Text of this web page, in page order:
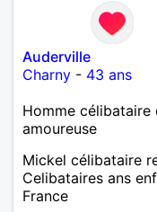
Auderville
Charny - 43 ans
Homme
amoureuse
Mickel célibataire
Celibataires ans
France